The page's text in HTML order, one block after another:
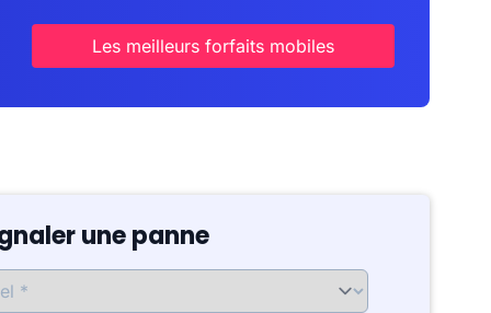
Les meilleurs forfaits mobiles
une panne